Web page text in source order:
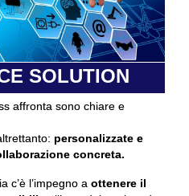
SOLUTION
affronta sono chiare e
personalizzate e
concreta.
c’è l’impegno a ottenere il